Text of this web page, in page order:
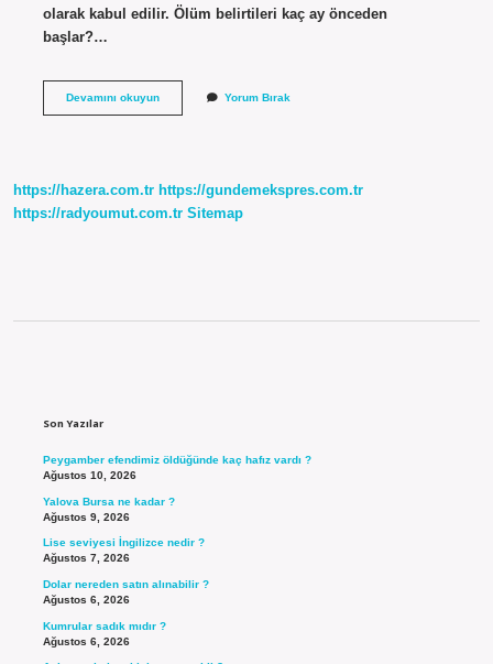
olarak kabul edilir. Ölüm belirtileri kaç ay önceden
başlar?…
Devamını okuyunÖlümü
Yorum Bırak
https://hazera.com.tr https://gundemekspres.com.tr
https://radyoumut.com.tr Sitemap
Son Yazılar
Peygamber efendimiz öldüğünde kaç hafız vardı ?
Ağustos 10, 2026
Yalova Bursa ne kadar ?
Ağustos 9, 2026
Lise seviyesi İngilizce nedir ?
Ağustos 7, 2026
Dolar nereden satın alınabilir ?
Ağustos 6, 2026
Kumrular sadık mıdır ?
Ağustos 6, 2026